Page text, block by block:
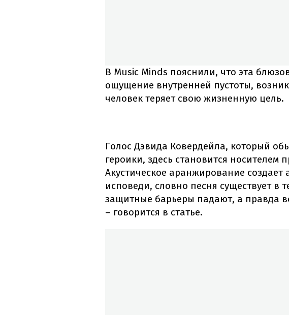
В Music Minds пояснили, что эта
ощущение внутренней пустоты,
человек теряет свою жизненную цель.
Голос Дэвида Ковердейла, который
героики, здесь становится носителем
Акустическое аранжирование создает
исповеди, словно песня существует в
защитные барьеры падают, а правда
– говорится в статье.